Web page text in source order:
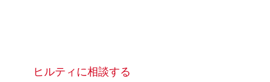
ヒルティに相談する